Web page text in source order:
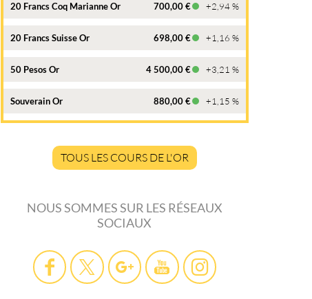
20 Francs Coq Marianne Or 700,00 € +2,94 %
20 Francs Suisse Or 698,00 € +1,16 %
50 Pesos Or 4 500,00 € +3,21 %
Souverain Or 880,00 € +1,15 %
TOUS LES COURS DE L'OR
NOUS SOMMES SUR LES RÉSEAUX
SOCIAUX